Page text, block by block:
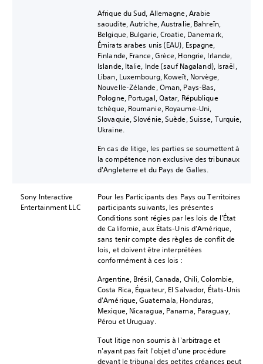
Afrique du Sud, Allemagne, Arabie
saoudite, Autriche, Australie, Bahreïn,
Belgique, Bulgarie, Croatie, Danemark,
Émirats arabes unis (EAU), Espagne,
Finlande, France, Grèce, Hongrie, Irlande,
Islande, Italie, Inde (sauf Nagaland), Israël,
Liban, Luxembourg, Koweït, Norvège,
Nouvelle-Zélande, Oman, Pays-Bas,
Pologne, Portugal, Qatar, République
tchèque, Roumanie, Royaume-Uni,
Slovaquie, Slovénie, Suède, Suisse, Turquie,
Ukraine.
En cas de litige, les parties se soumettent à
la compétence non exclusive des tribunaux
d'Angleterre et du Pays de Galles.
Sony Interactive
Entertainment LLC
Pour les Participants des Pays ou Territoires
participants suivants, les présentes
Conditions sont régies par les lois de l'État
de Californie, aux États-Unis d'Amérique,
sans tenir compte des règles de conflit de
lois, et doivent être interprétées
conformément à ces lois :
Argentine, Brésil, Canada, Chili, Colombie,
Costa Rica, Équateur, El Salvador, États-Unis
d'Amérique, Guatemala, Honduras,
Mexique, Nicaragua, Panama, Paraguay,
Pérou et Uruguay.
Tout litige non soumis à l'arbitrage et
n'ayant pas fait l'objet d'une procédure
devant le tribunal des petites créances peut